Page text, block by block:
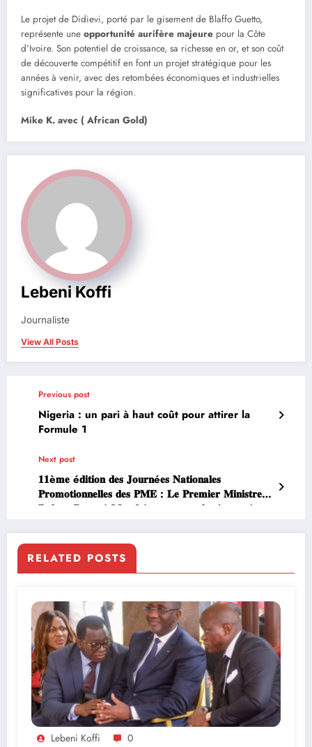
Le projet de Didievi, porté par le gisement de Blaffo Guetto,
représente une opportunité aurifère majeure pour la Côte
d’Ivoire. Son potentiel de croissance, sa richesse en or, et son coût
de découverte compétitif en font un projet stratégique pour les
années à venir, avec des retombées économiques et industrielles
significatives pour la région.
Mike K. avec ( African Gold)
Lebeni Koffi
Journaliste
View All Posts
Previous post
Nigeria : un pari à haut coût pour attirer la
Formule 1
Next post
𝟏𝟏è𝐦𝐞 é𝐝𝐢𝐭𝐢𝐨𝐧 𝐝𝐞𝐬 𝐉𝐨𝐮𝐫𝐧é𝐞𝐬 𝐍𝐚𝐭𝐢𝐨𝐧𝐚𝐥𝐞𝐬
𝐏𝐫𝐨𝐦𝐨𝐭𝐢𝐨𝐧𝐧𝐞𝐥𝐥𝐞𝐬 𝐝𝐞𝐬 𝐏𝐌𝐄 : 𝐋𝐞 𝐏𝐫𝐞𝐦𝐢𝐞𝐫 𝐌𝐢𝐧𝐢𝐬𝐭𝐫𝐞
𝐑𝐨𝐛𝐞𝐫𝐭 𝐁𝐞𝐮𝐠𝐫é 𝐌𝐚𝐦𝐛é 𝐞𝐧𝐜𝐨𝐮𝐫𝐚𝐠𝐞 𝐥𝐞𝐬 𝐣𝐞𝐮𝐧𝐞𝐬 à
RELATED POSTS
Lebeni Koffi 0